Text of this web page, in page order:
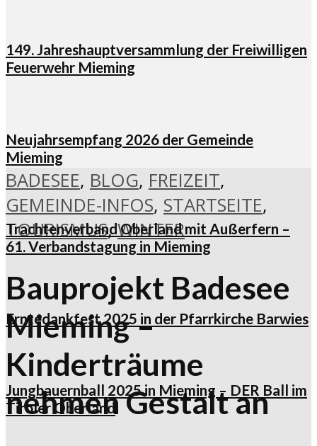
149. Jahreshauptversammlung der Freiwilligen
Feuerwehr Mieming
Neujahrsempfang 2026 der Gemeinde
Mieming
Trachtenverband Oberland mit Außerfern –
61. Verbandstagung in Mieming
Erntedankfest 2025 in der Pfarrkirche Barwies
Jungbauernball 2025 in Mieming – DER Ball im
Tiroler Oberland
BADESEE, BLOG, FREIZEIT,
GEMEINDE-INFOS, STARTSEITE,
TOURISMUS,WINTER
Bauprojekt Badesee
Mieming –
Kinderträume
nehmen Gestalt an